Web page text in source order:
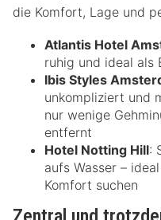
die Komfort, Lage und
Atlantis Hotel
ruhig und ideal als
Ibis Styles
unkompliziert und
nur wenige
entfernt
Hotel Notting Hill:
aufs Wasser –
Komfort suchen